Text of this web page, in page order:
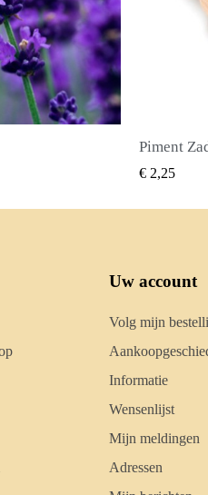
€ 2,50
Uw account
Volg mijn
Informatie
Wensenlijst
Mijn meldingen
Adressen